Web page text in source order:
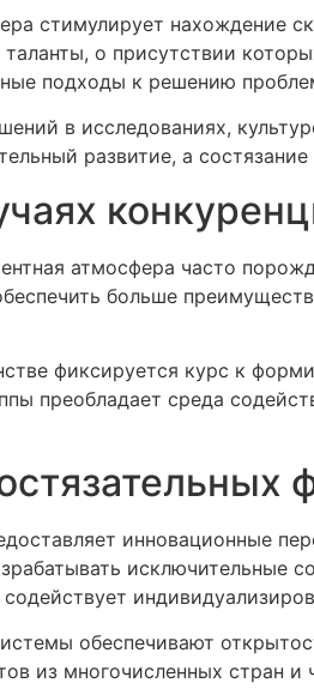
стимулирует нахождение
о присутствии
подходы к решению
в исследованиях,
развитие, а
атмосфера часто
больше
фиксируется курс к
преобладает среда
инновационные
исключительные
обеспечивают
из многочисленных стран